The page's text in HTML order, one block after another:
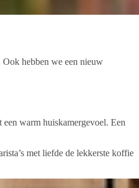
hebben we een nieuw
warm huiskamergevoel. Een
met liefde de lekkerste koffie